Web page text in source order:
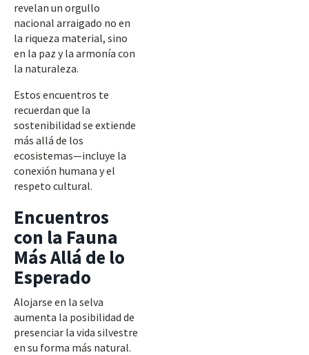
revelan un orgullo
nacional arraigado no en
la riqueza material, sino
en la paz y la armonía con
la naturaleza.
Estos encuentros te
recuerdan que la
sostenibilidad se extiende
más allá de los
ecosistemas—incluye la
conexión humana y el
respeto cultural.
Encuentros
con la Fauna
Más Allá de lo
Esperado
Alojarse en la selva
aumenta la posibilidad de
presenciar la vida silvestre
en su forma más natural.